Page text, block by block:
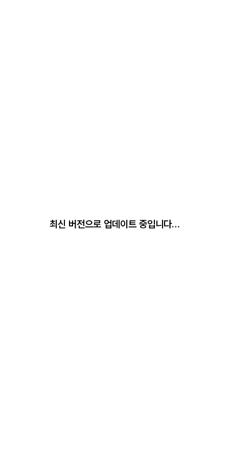
최신 버전으로 업데이트 중입니다…